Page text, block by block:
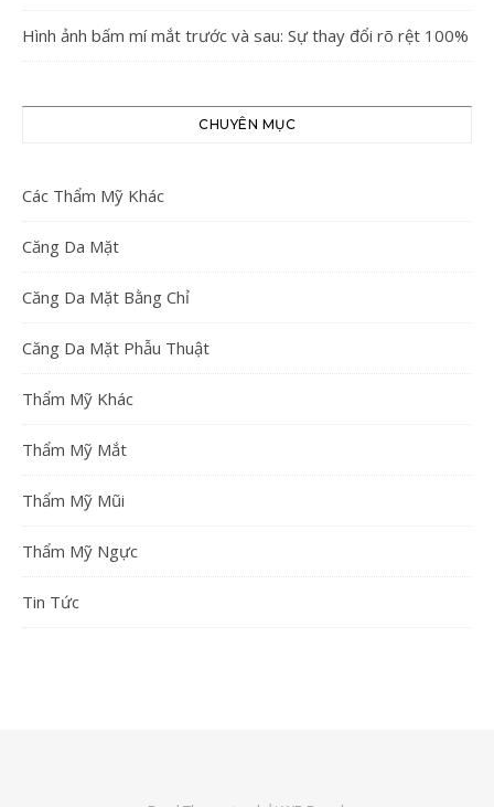
Hình ảnh bấm mí mắt trước và sau: Sự thay đổi rõ rệt 100%
CHUYÊN MỤC
Các Thẩm Mỹ Khác
Căng Da Mặt
Căng Da Mặt Bằng Chỉ
Căng Da Mặt Phẫu Thuật
Thẩm Mỹ Khác
Thẩm Mỹ Mắt
Thẩm Mỹ Mũi
Thẩm Mỹ Ngực
Tin Tức